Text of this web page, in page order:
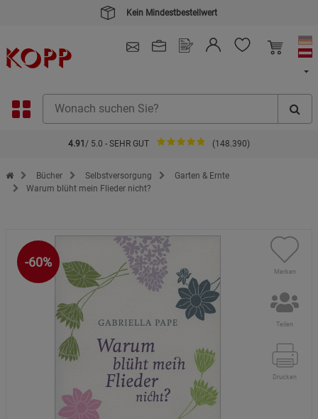
Kein Mindestbestellwert
4.91 / 5.0 - SEHR GUT (148.390)
Zur Startseite des Kopp Verlag Online-Shop
Bücher Selbstversorgung
Garten & Ernte
Warum blüht mein Flieder nicht?
-60%
Merken
Teilen
Drucken